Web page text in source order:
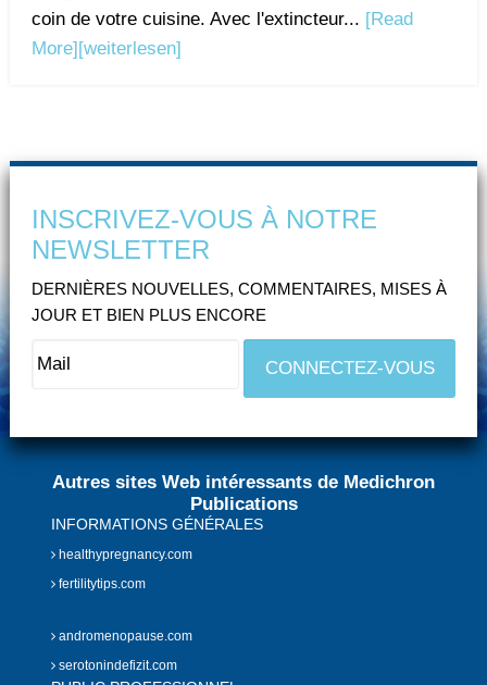
coin de votre cuisine. Avec l'extincteur... [Read
More][weiterlesen]
INSCRIVEZ-VOUS À NOTRE
NEWSLETTER
DERNIÈRES NOUVELLES, COMMENTAIRES, MISES À
JOUR ET BIEN PLUS ENCORE
Autres sites Web intéressants de Medichron
Publications
INFORMATIONS GÉNÉRALES
healthypregnancy.com
fertilitytips.com
andromenopause.com
serotonindefizit.com